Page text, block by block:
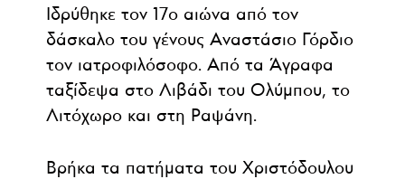
Ιδρύθηκε τον 17ο αιώνα από τον
δάσκαλο του γένους Αναστάσιο Γόρδιο
τον ιατροφιλόσοφο. Από τα Άγραφα
ταξίδεψα στο Λιβάδι του Ολύμπου, το
Λιτόχωρο και στη Ραψάνη.
Βρήκα τα πατήματα του Χριστόδουλου